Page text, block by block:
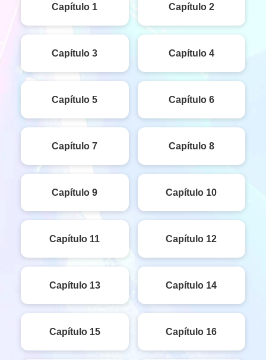
Capítulo 1 Capítulo 2
Capítulo 3 Capítulo 4
Capítulo 5 Capítulo 6
Capítulo 7 Capítulo 8
Capítulo 9 Capítulo 10
Capítulo 11 Capítulo 12
Capítulo 13 Capítulo 14
Capítulo 15 Capítulo 16